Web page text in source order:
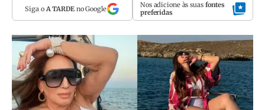
Siga o A TARDEno Google Nos adicione às suas fontes
preferidas